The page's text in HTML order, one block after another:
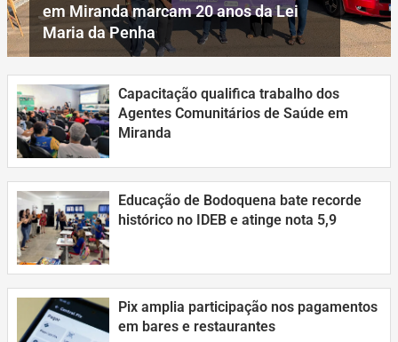
em Miranda marcam 20 anos da Lei
Maria da Penha
Capacitação qualifica trabalho dos
Agentes Comunitários de Saúde em
Miranda
Educação de Bodoquena bate recorde
histórico no IDEB e atinge nota 5,9
Pix amplia participação nos pagamentos
em bares e restaurantes